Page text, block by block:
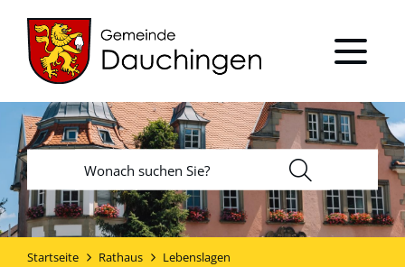
Startseite Rathaus
Lebenslagen